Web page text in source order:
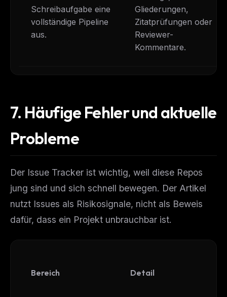
Schreibaufgabe eine
vollständige Pipeline
aus.
Gliederungen,
Zitatprüfungen oder
Reviewer-
Kommentare.
7. Häufige Fehler und aktuelle
Probleme
Der Issue Tracker ist wichtig, weil diese Repos
jung sind und sich schnell bewegen. Der Artikel
nutzt Issues als Risikosignale, nicht als Beweis
dafür, dass ein Projekt unbrauchbar ist.
Bereich Detail